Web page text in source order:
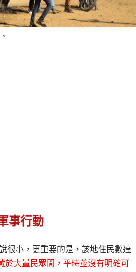
事行動
很小，更重要的是，該地住民數達
於大量民眾間，平時並沒有明確可